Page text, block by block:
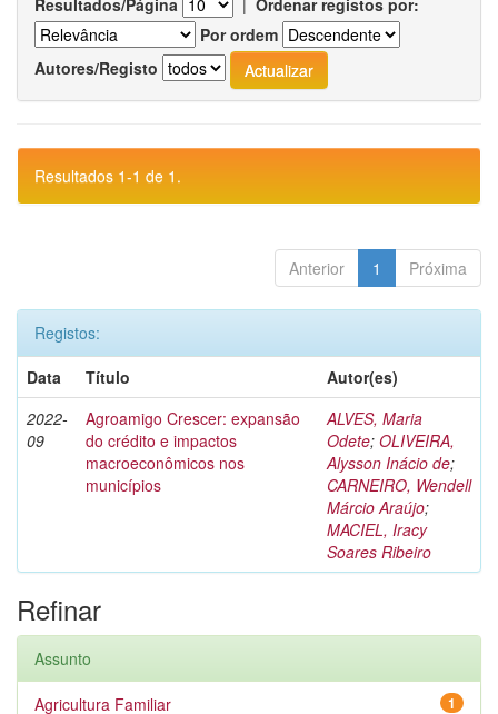
Resultados/Página | Ordenar registos por:
Por ordem
Autores/Registo
Resultados 1-1 de 1.
Anterior 1 Próxima
Registos:
Data
Título
Autor(es)
2022-
09
Agroamigo Crescer: expansão
do crédito e impactos
macroeconômicos nos
municípios
ALVES, Maria
Odete; OLIVEIRA,
Alysson Inácio de;
CARNEIRO, Wendell
Márcio Araújo;
MACIEL, Iracy
Soares Ribeiro
Refinar
Assunto
1
Agricultura Familiar